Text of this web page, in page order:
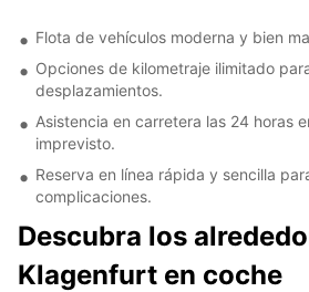
Flota de vehículos moderna y bien
Opciones de kilometraje ilimitado
desplazamientos.
Asistencia en carretera las 24 horas
imprevisto.
Reserva en línea rápida y sencilla
complicaciones.
Descubra los
Klagenfurt en coche